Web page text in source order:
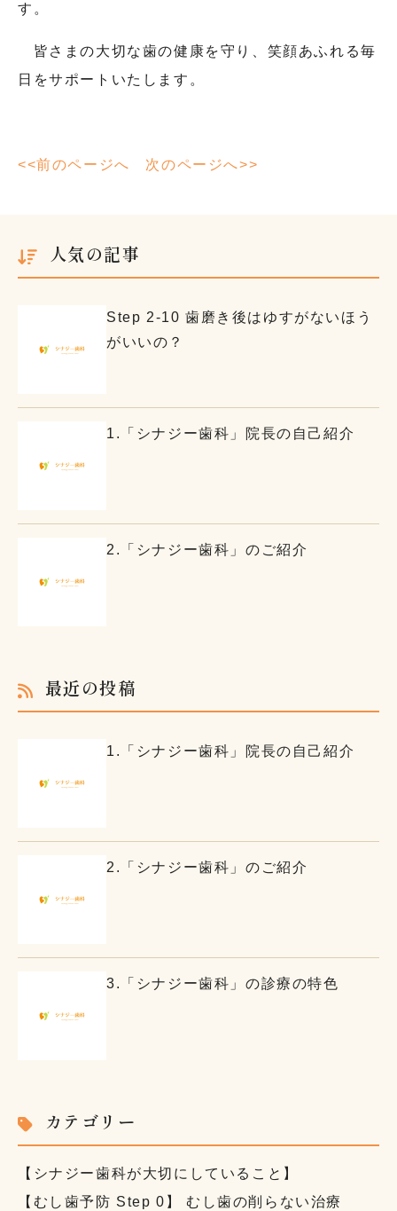
す。
皆さまの大切な歯の健康を守り、笑顔あふれる毎
日をサポートいたします。
<<前のページへ 次のページへ>>
人気の記事
Step 2-10 歯磨き後はゆすがないほう
がいいの？
1.「シナジー歯科」院長の自己紹介
2.「シナジー歯科」のご紹介
最近の投稿
1.「シナジー歯科」院長の自己紹介
2.「シナジー歯科」のご紹介
3.「シナジー歯科」の診療の特色
カテゴリー
【シナジー歯科が大切にしていること】
【むし歯予防 Step 0】 むし歯の削らない治療